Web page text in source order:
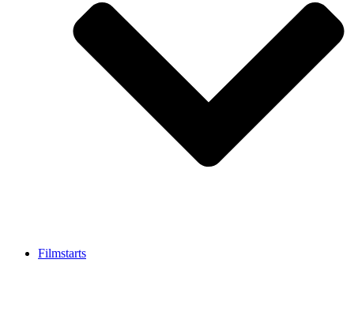
Filmstarts